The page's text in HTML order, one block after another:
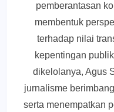
pemberantasan
membentuk
terhadap nilai
kepentingan
dikelolanya, Agus
jurnalisme
serta menempatkan